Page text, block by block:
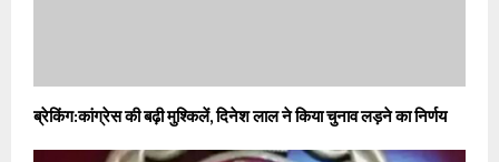
ब्रेकिंग:कांग्रेस की बढ़ी मुश्किलें, दिनेश लाल ने किया चुनाव लड़ने का निर्णय